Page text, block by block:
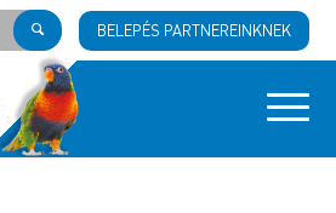
BELEPÉS PARTNEREINKNEK